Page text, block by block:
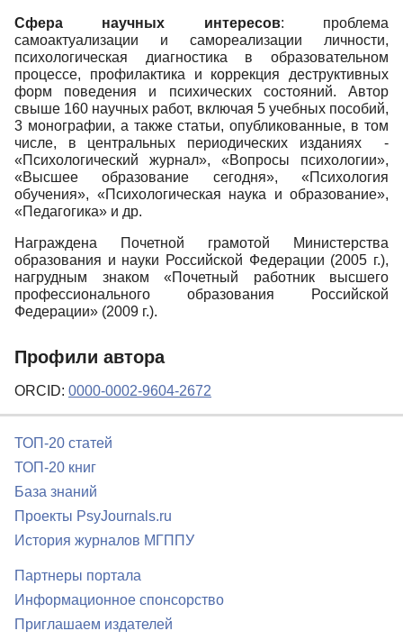
Сфера научных интересов: проблема
самоактуализации и самореализации личности,
психологическая диагностика в образовательном
процессе, профилактика и коррекция деструктивных
форм поведения и психических состояний. Автор
свыше 160 научных работ, включая 5 учебных пособий,
3 монографии, а также статьи, опубликованные, в том
числе, в центральных периодических изданиях -
«Психологический журнал», «Вопросы психологии»,
«Высшее образование сегодня», «Психология
обучения», «Психологическая наука и образование»,
«Педагогика» и др.
Награждена Почетной грамотой Министерства
образования и науки Российской Федерации (2005 г.),
нагрудным знаком «Почетный работник высшего
профессионального образования Российской
Федерации» (2009 г.).
Профили автора
ORCID: 0000-0002-9604-2672
ТОП-20 статей
ТОП-20 книг
База знаний
Проекты PsyJournals.ru
История журналов МГППУ
Партнеры портала
Информационное спонсорство
Приглашаем издателей